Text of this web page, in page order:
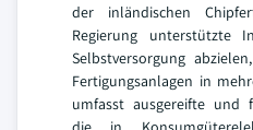
der inländischen
Regierung unterstützte
Selbstversorgung
Fertigungsanlagen in
umfasst ausgereifte und